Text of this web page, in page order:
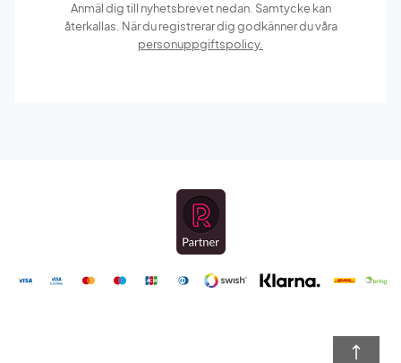
Anmäl dig till nyhetsbrevet nedan. Samtycke kan
återkallas. När du registrerar dig godkänner du våra
personuppgiftspolicy.